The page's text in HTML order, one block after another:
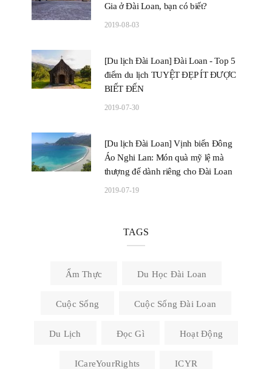
Gia ở Đài Loan, bạn có biết?
2019-08-03
[Du lịch Đài Loan] Đài Loan - Top 5
điểm du lịch TUYỆT ĐẸP ÍT ĐƯỢC
BIẾT ĐẾN
2019-07-30
[Du lịch Đài Loan] Vịnh biển Đông
Áo Nghi Lan: Món quà mỹ lệ mà
thượng đế dành riêng cho Đài Loan
2019-07-19
TAGS
Ẩm Thực Du Học Đài Loan
Cuộc Sống Cuộc Sống Đài Loan
Du Lịch Đọc Gì Hoạt Động
ICareYourRights ICYR